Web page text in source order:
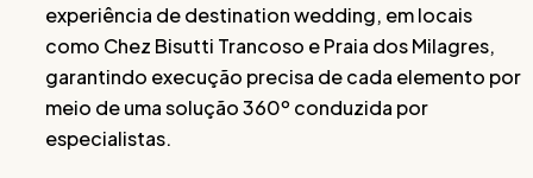
experiência de destination wedding, em locais
como Chez Bisutti Trancoso e Praia dos Milagres,
garantindo execução precisa de cada elemento por
meio de uma solução 360º conduzida por
especialistas.